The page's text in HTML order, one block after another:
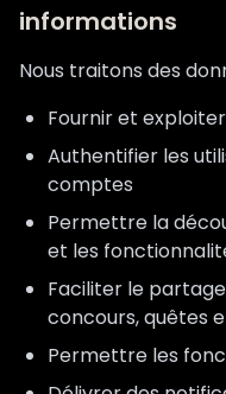
informations
Nous traitons des
Fournir et
Authentifier les
comptes
Permettre la
et les
Faciliter le
concours, quêtes
Permettre les